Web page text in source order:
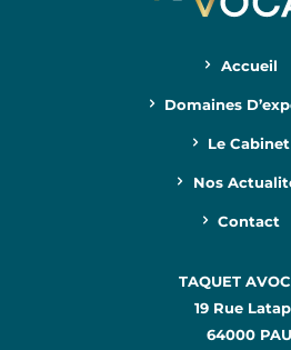
Accueil
Domaines
Le Cabinet
Nos
Contact
TAQUET
19 Rue
64000 PAU